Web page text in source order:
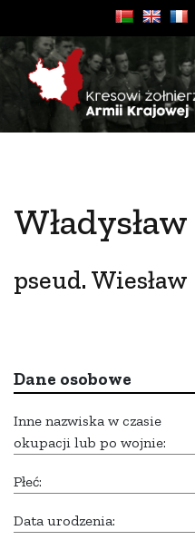
pseud. Wiesław
Dane osobowe
Inne nazwiska w czasie
okupacji lub po wojnie:
Płeć:
Data urodzenia: